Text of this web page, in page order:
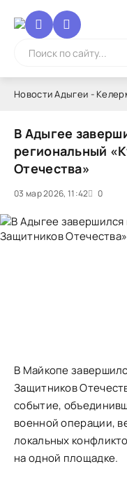
Новости Адыгеи -
В Адыгее
региональный
Отечества»
03 мар 2026, 11:42 0
1 2 3 4 5
В Майкопе
Защитников
событие,
военной операции,
локальных
на одной площадке.